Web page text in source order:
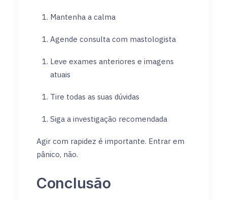
Mantenha a calma
Agende consulta com mastologista
Leve exames anteriores e imagens
atuais
Tire todas as suas dúvidas
Siga a investigação recomendada
Agir com rapidez é importante. Entrar em
pânico, não.
Conclusão